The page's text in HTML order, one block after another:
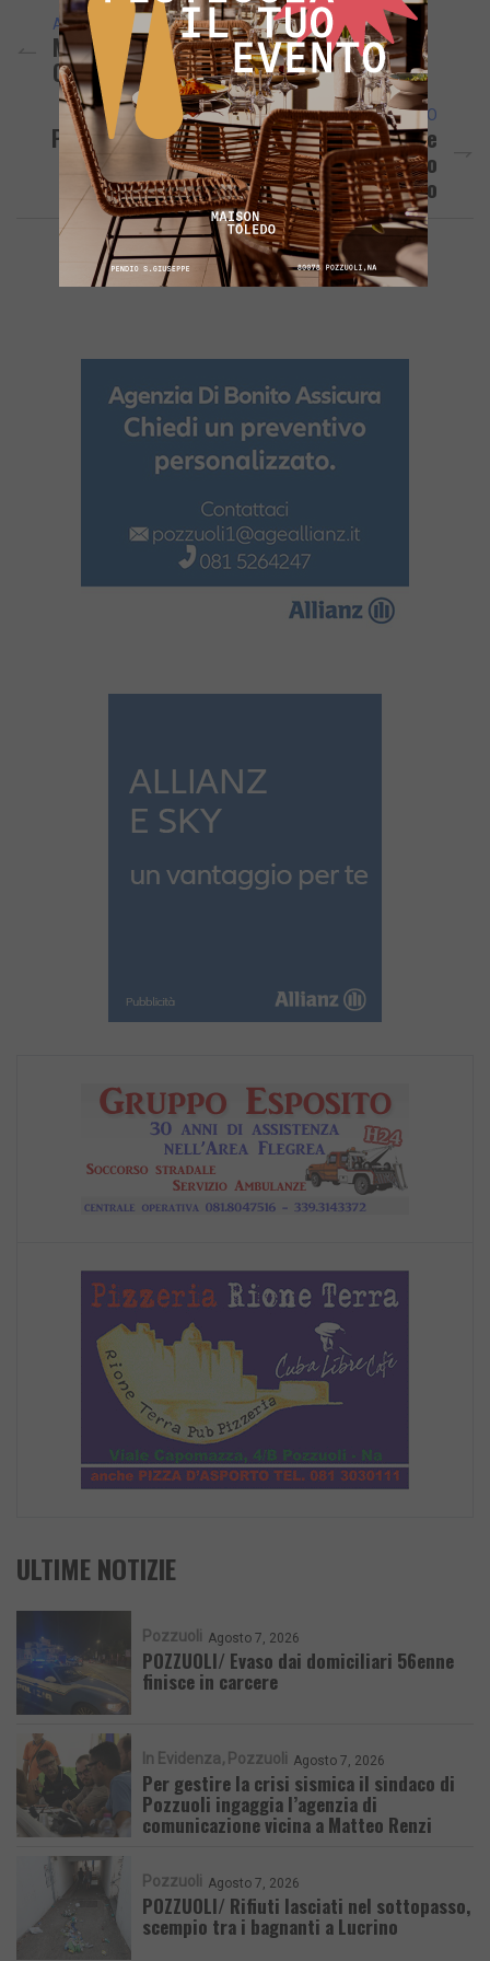
ARTICOLO PRECEDENTE
Madre E Figlio Vendevano Botti Illegali In
Casa: Lei Denunciata, Lui Arrestato
ARTICOLO SUCCESSIVO
POZZUOLI/ Aveva Scavalcato La Recinzione
Durante Puteolana-Latte Dolce: Emesso
Daspo Per Un Tifoso
ULTIME NOTIZIE
Pozzuoli Agosto 7, 2026
POZZUOLI/ Evaso dai domiciliari 56enne
finisce in carcere
In Evidenza Pozzuoli Agosto 7, 2026
Per gestire la crisi sismica il sindaco di
Pozzuoli ingaggia l’agenzia di
comunicazione vicina a Matteo Renzi
Pozzuoli Agosto 7, 2026
POZZUOLI/ Rifiuti lasciati nel sottopasso,
scempio tra i bagnanti a Lucrino